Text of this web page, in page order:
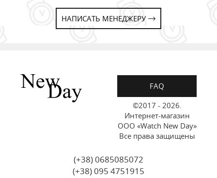
НАПИСАТЬ МЕНЕДЖЕРУ
FAQ
©2017 - 2026.
Интернет-магазин
ООО «Watch New Day»
Все права защищены
(+38) 0685085072
(+38) 095 4751915